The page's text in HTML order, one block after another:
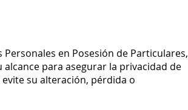
en Posesión de Particulares,
alcance para asegurar la privacidad de
su alteración, pérdida o